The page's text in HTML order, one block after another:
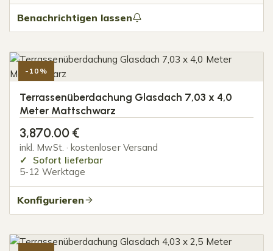
Benachrichtigen lassen
-10%
Terrassenüberdachung Glasdach 7,03 x 4,0
Meter Mattschwarz
3,870.00 €
inkl. MwSt. · kostenloser Versand
Sofort lieferbar
5-12 Werktage
Konfigurieren